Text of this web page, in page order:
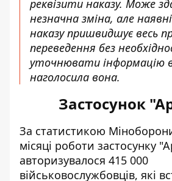
реквізити наказу. Може
незначна зміна, але
наказу пришвидшує весь
переведення без
уточнювати інформацію
наголосила вона.
Застосунок
За статистикою
місяці роботи застосунку
авторизувалося 415 000
військовослужбовців, які